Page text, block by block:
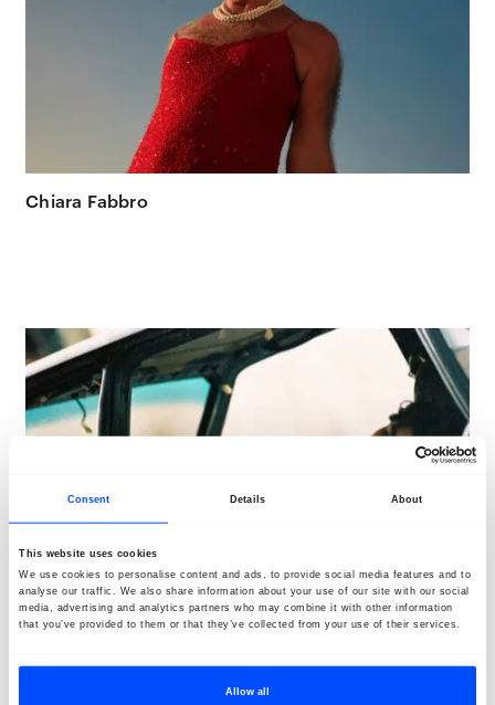
Consent Details About
This website uses cookies
We use cookies to personalise content and ads, to provide social media features and to
analyse our traffic. We also share information about your use of our site with our social
media, advertising and analytics partners who may combine it with other information
that you’ve provided to them or that they’ve collected from your use of their services.
Allow all
Chiara Fabbro